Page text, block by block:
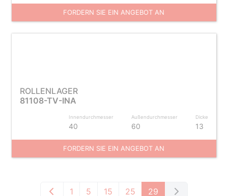
FORDERN SIE EIN ANGEBOT AN
ROLLENLAGER
81108-TV-INA
Innendurchmesser
40
Außendurchmesser
60
Dicke
13
FORDERN SIE EIN ANGEBOT AN
1 5 15 25 29